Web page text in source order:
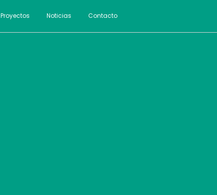
Proyectos Noticias Contacto